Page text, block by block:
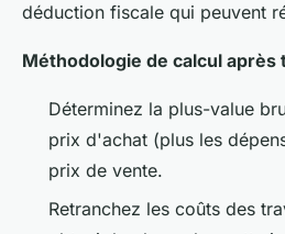
déduction fiscale qui peuvent
Méthodologie de calcul après
Déterminez la plus-value
prix d'achat (plus les
prix de vente.
Retranchez les coûts des